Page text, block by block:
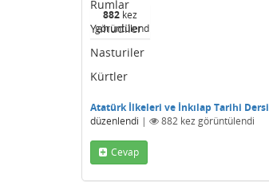
882 kez
görüntülendi
Rumlar
Yahudiler
Nasturiler
Kürtler
Atatürk İlkeleri ve İnkılap Tarihi Dersi
düzenlendi | 882 kez görüntülendi
Cevap